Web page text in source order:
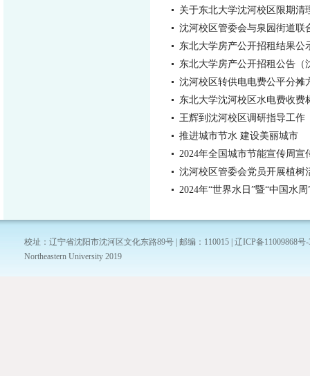
关于东北大学沈河校区限期清
沈河校区管委会与泉园街道联
东北大学房产公开招租结果
东北大学房产公开招租公告（
沈河校区转供电电费公平分摊
东北大学沈河校区水电费收费
王辉到沈河校区调研指导工作
推进城市节水 建设美丽城市
2024年全国城市节能宣传周宣
沈河校区管委会党员开展植树
2024年“世界水日”暨“中国水
校址：辽宁省沈阳市沈河区文化东路89号 | 邮编：110015 | 辽ICP备11009868号-
Northeastern University 2019